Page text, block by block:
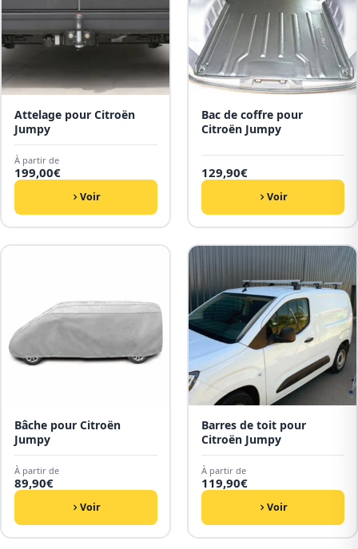
Attelage pour Citroën
Jumpy
À partir de
199,00€
Voir
Bac de coffre pour
Citroën Jumpy
129,90€
Voir
Bâche pour Citroën
Jumpy
À partir de
89,90€
Voir
Barres de toit pour
Citroën Jumpy
À partir de
119,90€
Voir